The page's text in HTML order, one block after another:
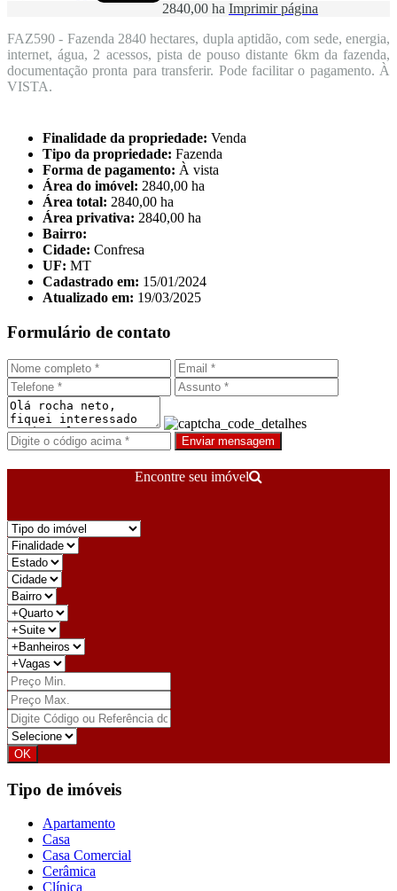
2840,00 ha Imprimir página
FAZ590 - Fazenda 2840 hectares, dupla aptidão, com sede, energia,
internet, água, 2 acessos, pista de pouso distante 6km da fazenda,
documentação pronta para transferir. Pode facilitar o pagamento. À
VISTA.
Finalidade da propriedade: Venda
Tipo da propriedade: Fazenda
Forma de pagamento: À vista
Área do imóvel: 2840,00 ha
Área total: 2840,00 ha
Área privativa: 2840,00 ha
Bairro:
Cidade: Confresa
UF: MT
Cadastrado em: 15/01/2024
Atualizado em: 19/03/2025
Formulário de contato
Enviar mensagem
Encontre seu imóvel
Tipo de imóveis
Apartamento
Casa
Casa Comercial
Cerâmica
Clínica